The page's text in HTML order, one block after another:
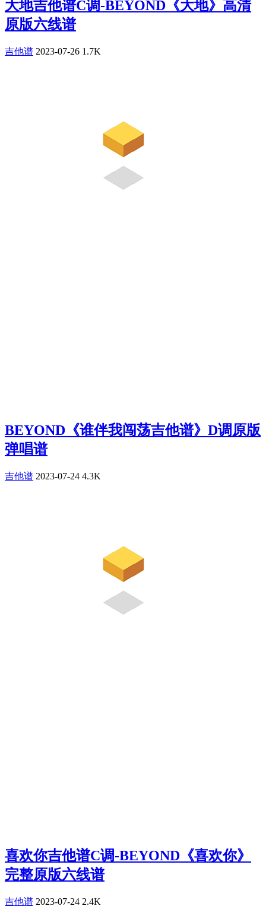
大地吉他谱C调-BEYOND《大地》高清
原版六线谱
吉他谱 2023-07-26 1.7K
BEYOND《谁伴我闯荡吉他谱》D调原版
弹唱谱
吉他谱 2023-07-24 4.3K
喜欢你吉他谱C调-BEYOND《喜欢你》
完整原版六线谱
吉他谱 2023-07-24 2.4K